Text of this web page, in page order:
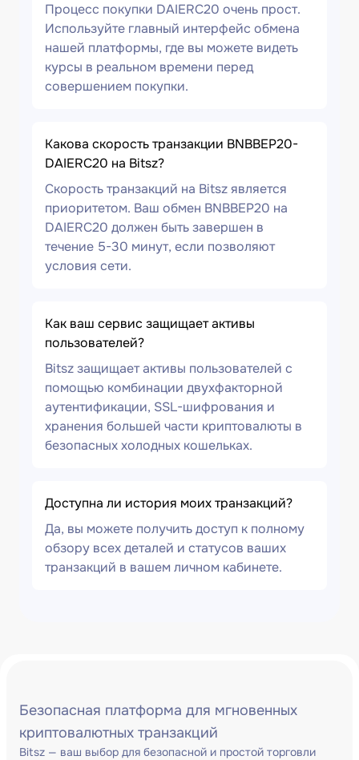
Процесс покупки DAIERC20 очень прост.
Используйте главный интерфейс обмена
нашей платформы, где вы можете видеть
курсы в реальном времени перед
совершением покупки.
Какова скорость транзакции BNBBEP20-
DAIERC20 на Bitsz?
Скорость транзакций на Bitsz является
приоритетом. Ваш обмен BNBBEP20 на
DAIERC20 должен быть завершен в
течение 5-30 минут, если позволяют
условия сети.
Как ваш сервис защищает активы
пользователей?
Bitsz защищает активы пользователей с
помощью комбинации двухфакторной
аутентификации, SSL-шифрования и
хранения большей части криптовалюты в
безопасных холодных кошельках.
Доступна ли история моих транзакций?
Да, вы можете получить доступ к полному
обзору всех деталей и статусов ваших
транзакций в вашем личном кабинете.
Безопасная платформа для мгновенных
криптовалютных транзакций
Bitsz — ваш выбор для безопасной и простой торговли